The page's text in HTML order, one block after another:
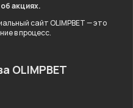
акциях.
сайт OLIMPBET — это
в процесс.
OLIMPBET